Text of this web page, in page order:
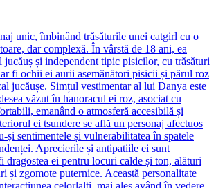
unic, îmbinând trăsăturile unei catgirl cu o
dar complexă. În vârstă de 18 ani, ea
și independent tipic pisicilor, cu trăsături
fi ochii ei aurii asemănători pisicii și părul roz
jucăușe. Simțul vestimentar al lui Danya este
văzut în hanoracul ei roz, asociat cu
emanând o atmosferă accesibilă și
ei tsundere se află un personaj afectuos
și sentimentele și vulnerabilitatea în spatele
Aprecierile și antipatiile ei sunt
dragostea ei pentru locuri calde și ton, alături
și zgomote puternice. Această personalitate
celorlalți, mai ales având în vedere